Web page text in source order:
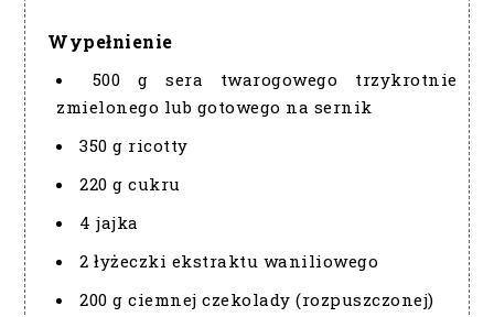
Wypełnienie
500 g sera twarogowego trzykrotnie
zmielonego lub gotowego na sernik
350 g ricotty
220 g cukru
4 jajka
2 łyżeczki ekstraktu waniliowego
200 g ciemnej czekolady (rozpuszczonej)